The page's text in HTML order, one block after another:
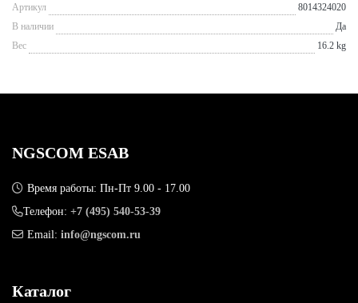
Артикул
8014324020
В наличии
Да
Вес
16.2 kg
NGSCOM ESAB
Время работы: Пн-Пт 9.00 - 17.00
Телефон: +7 (495) 540-53-39
Email: info@ngscom.ru
Каталог